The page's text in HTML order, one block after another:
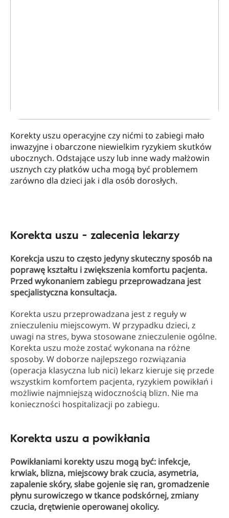
Korekty uszu operacyjne czy nićmi to zabiegi mało
inwazyjne i obarczone niewielkim ryzykiem skutków
ubocznych. Odstające uszy lub inne wady małżowin
usznych czy płatków ucha mogą być problemem
zarówno dla dzieci jak i dla osób dorosłych.
Korekta uszu - zalecenia lekarzy
Korekcja uszu to często jedyny skuteczny sposób na
poprawę kształtu i zwiększenia komfortu pacjenta.
Przed wykonaniem zabiegu przeprowadzana jest
specjalistyczna konsultacja.
Korekta uszu przeprowadzana jest z reguły w
znieczuleniu miejscowym. W przypadku dzieci, z
uwagi na stres, bywa stosowane znieczulenie ogólne.
Korekta uszu może zostać wykonana na różne
sposoby. W doborze najlepszego rozwiązania
(operacja klasyczna lub nici) lekarz kieruje się przede
wszystkim komfortem pacjenta, ryzykiem powikłań i
możliwie najmniejszą widocznością blizn. Nie ma
konieczności hospitalizacji po zabiegu.
Korekta uszu a powikłania
Powikłaniami korekty uszu mogą być: infekcje,
krwiak, blizna, miejscowy brak czucia, asymetria,
zapalenie skóry, słabe gojenie się ran, gromadzenie
płynu surowiczego w tkance podskórnej, zmiany
czucia, drętwienie operowanej okolicy.